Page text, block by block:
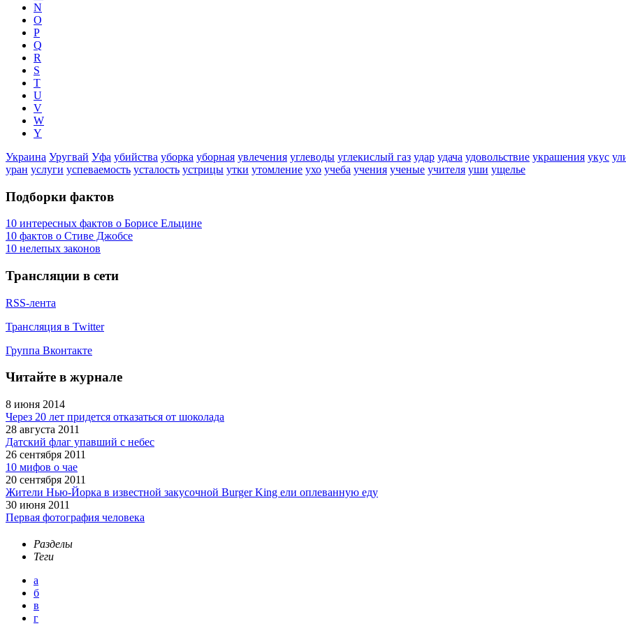
N
O
P
Q
R
S
T
U
V
W
Y
Украина Уругвай Уфа убийства уборка уборная увлечения углеводы углекислый газ удар удача удовольствие украшения укус
уран услуги успеваемость усталость устрицы утки утомление ухо учеба учения ученые учителя уши ущелье
Подборки фактов
10 интересных фактов о Борисе Ельцине
10 фактов о Стиве Джобсе
10 нелепых законов
Трансляции в сети
RSS-лента
Трансляция в Twitter
Группа Вконтакте
Читайте в журнале
8 июня 2014
Через 20 лет придется отказаться от шоколада
28 августа 2011
Датский флаг упавший с небес
26 сентября 2011
10 мифов о чае
20 сентября 2011
Жители Нью-Йорка в известной закусочной Burger King ели оплеванную еду
30 июня 2011
Первая фотография человека
Разделы
Теги
а
б
в
г